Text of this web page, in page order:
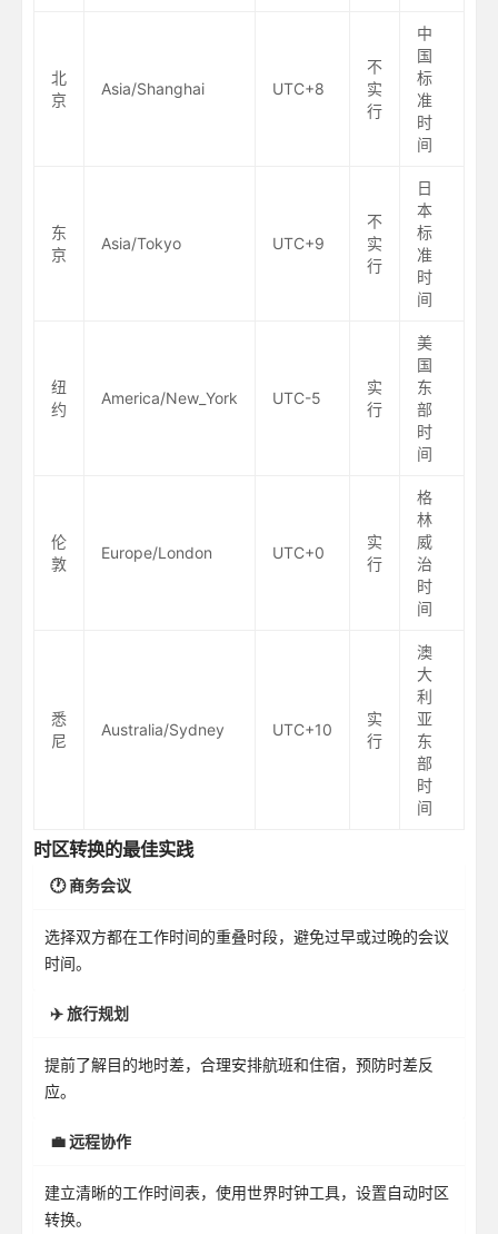
北
京
Asia/Shanghai UTC+8
不
实
行
中
国
标
准
时
间
东
京
Asia/Tokyo UTC+9
不
实
行
日
本
标
准
时
间
纽
约
America/New_York UTC-5
实
行
美
国
东
部
时
间
伦
敦
Europe/London UTC+0
实
行
格
林
威
治
时
间
悉
尼
Australia/Sydney UTC+10
实
行
澳
大
利
亚
东
部
时
间
时区转换的最佳实践
🕐 商务会议
选择双方都在工作时间的重叠时段，避免过早或过晚的会议
时间。
✈️ 旅行规划
提前了解目的地时差，合理安排航班和住宿，预防时差反
应。
💼 远程协作
建立清晰的工作时间表，使用世界时钟工具，设置自动时区
转换。